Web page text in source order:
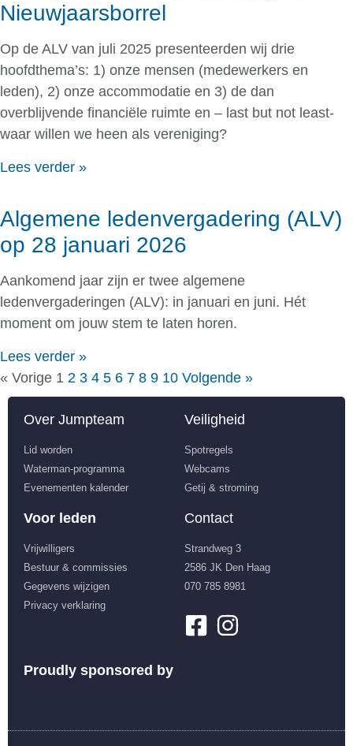
Nieuwjaarsborrel
Op de ALV van juli 2025 presenteerden wij drie
hoofdthema’s: 1) onze mensen (medewerkers en
leden), 2) onze accommodatie en 3) de dan
overblijvende financiële ruimte en – last but not least-
waar willen we heen als vereniging?
Lees verder »
Algemene ledenvergadering (ALV)
op 28 januari 2026
Aankomend jaar zijn er twee algemene
ledenvergaderingen (ALV): in januari en juni. Hét
moment om jouw stem te laten horen.
Lees verder »
« Vorige 1 2 3 4 5 6 7 8 9 10 Volgende »
Over Jumpteam
Lid worden
Waterman-programma
Evenementen kalender
Veiligheid
Spotregels
Webcams
Getij & stroming
Voor leden
Vrijwilligers
Bestuur & commissies
Gegevens wijzigen
Privacy verklaring
Contact
Strandweg 3
2586 JK Den Haag
070 785 8981
Proudly sponsored by